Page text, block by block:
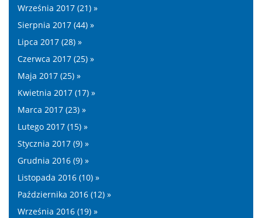
Września 2017 (21) »
Sierpnia 2017 (44) »
Lipca 2017 (28) »
Czerwca 2017 (25) »
Maja 2017 (25) »
Kwietnia 2017 (17) »
Marca 2017 (23) »
Lutego 2017 (15) »
Stycznia 2017 (9) »
Grudnia 2016 (9) »
Listopada 2016 (10) »
Października 2016 (12) »
Września 2016 (19) »